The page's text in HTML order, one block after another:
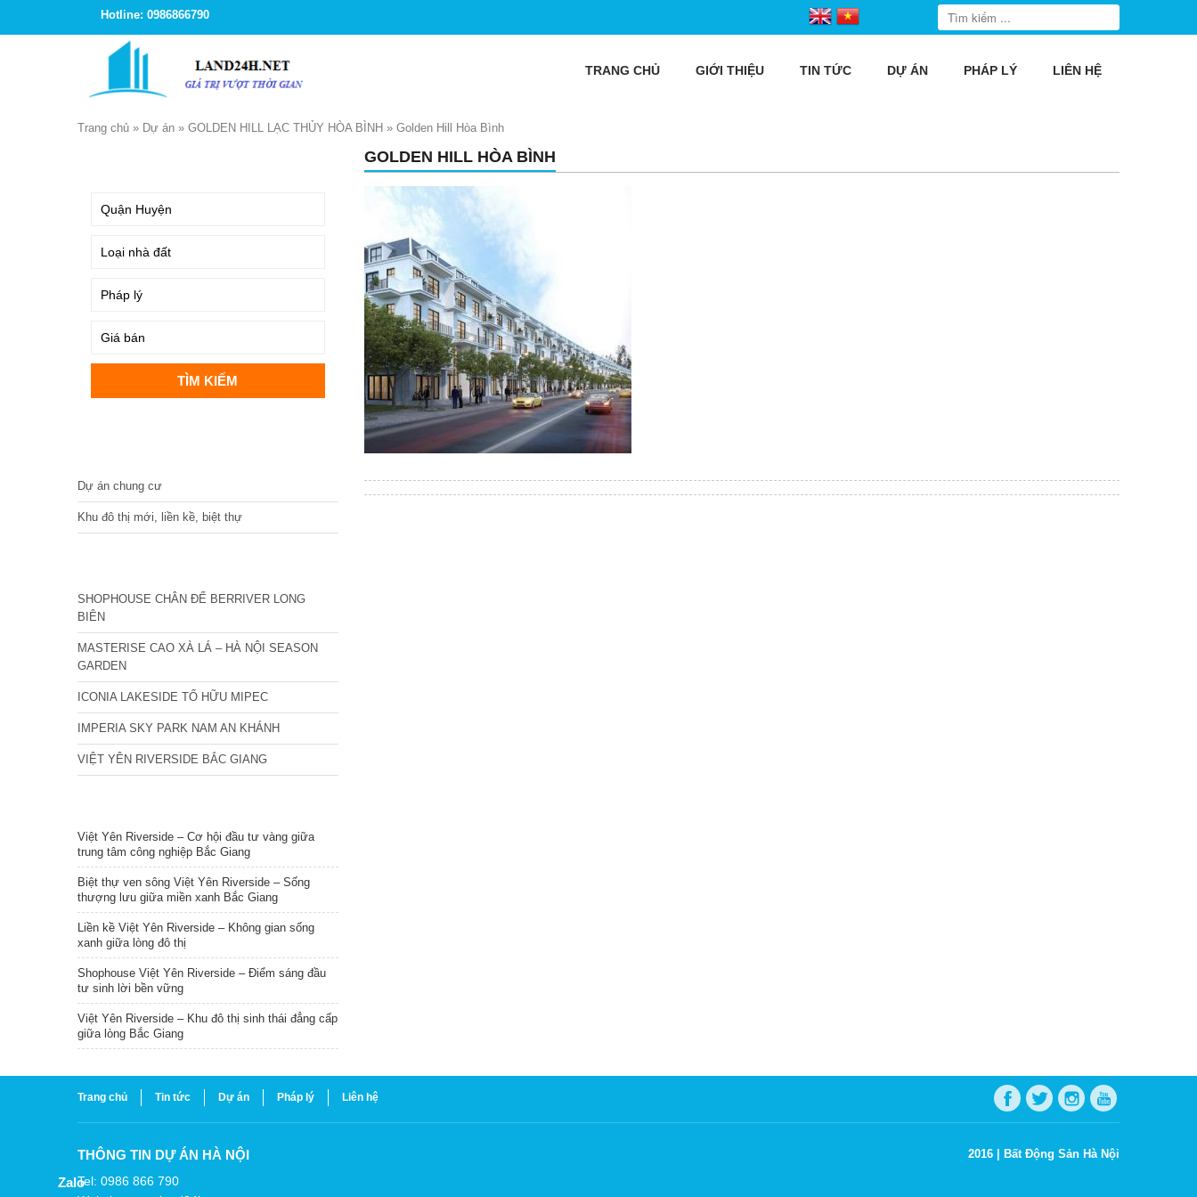
Hotline: 0986866790
TRANG CHỦ GIỚI THIỆU TIN TỨC DỰ ÁN PHÁP LÝ LIÊN HỆ
Trang chủ » Dự án » GOLDEN HILL LẠC THỦY HÒA BÌNH » Golden Hill Hòa Bình
GOLDEN HILL HÒA BÌNH
Dự án chung cư
Khu đô thị mới, liền kề, biệt thự
SHOPHOUSE CHÂN ĐẾ BERRIVER LONG
BIÊN
MASTERISE CAO XÀ LÁ – HÀ NỘI SEASON
GARDEN
ICONIA LAKESIDE TỐ HỮU MIPEC
IMPERIA SKY PARK NAM AN KHÁNH
VIỆT YÊN RIVERSIDE BẮC GIANG
Việt Yên Riverside – Cơ hội đầu tư vàng giữa
trung tâm công nghiệp Bắc Giang
Biệt thự ven sông Việt Yên Riverside – Sống
thượng lưu giữa miền xanh Bắc Giang
Liền kề Việt Yên Riverside – Không gian sống
xanh giữa lòng đô thị
Shophouse Việt Yên Riverside – Điểm sáng đầu
tư sinh lời bền vững
Việt Yên Riverside – Khu đô thị sinh thái đẳng cấp
giữa lòng Bắc Giang
Trang chủ Tin tức Dự án Pháp lý Liên hệ
THÔNG TIN DỰ ÁN HÀ NỘI
Tel: 0986 866 790
2016 | Bất Động Sản Hà Nội
Zalo